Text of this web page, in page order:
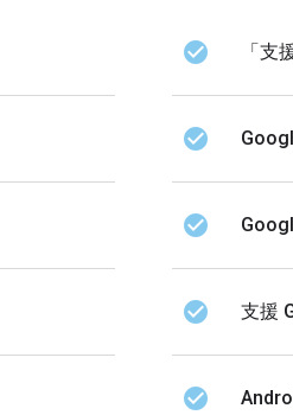
check_circle 「支
check_circle
check_circle
check_circle 支援
check_circle